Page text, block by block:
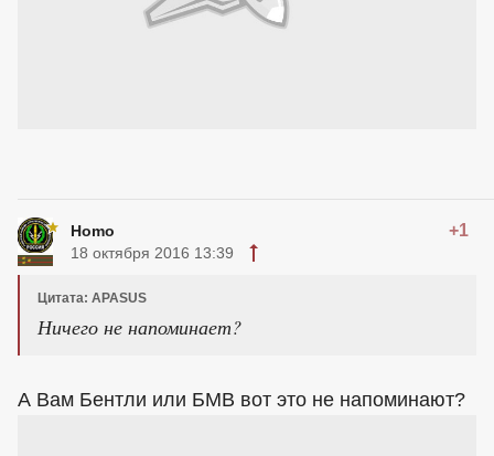
Homo +1
18 октября 2016 13:39
Цитата: APASUS
Ничего не напоминает?
А Вам Бентли или БМВ вот это не напоминают?